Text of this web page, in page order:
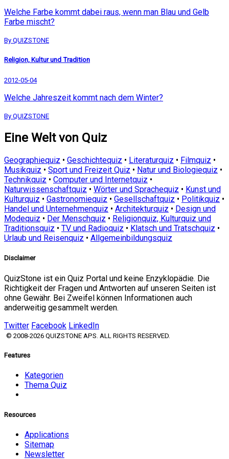
Welche Farbe kommt dabei raus, wenn man Blau und Gelb
Farbe mischt?
By QUIZSTONE
Religion, Kultur und Tradition
2012-05-04
Welche Jahreszeit kommt nach dem Winter?
By QUIZSTONE
Eine Welt von Quiz
Geographiequiz • Geschichtequiz • Literaturquiz • Filmquiz •
Musikquiz • Sport und Freizeit Quiz • Natur und Biologiequiz •
Technikquiz • Computer und Internetquiz •
Naturwissenschaftquiz • Wörter und Sprachequiz • Kunst und
Kulturquiz • Gastronomiequiz • Gesellschaftquiz • Politikquiz •
Handel und Unternehmenquiz • Architekturquiz • Design und
Modequiz • Der Menschquiz • Religionquiz, Kulturquiz und
Traditionsquiz • TV und Radioquiz • Klatsch und Tratschquiz •
Urlaub und Reisenquiz • Allgemeinbildungsquiz
Disclaimer
QuizStone ist ein Quiz Portal und keine Enzyklopädie. Die
Richtigkeit der Fragen und Antworten auf unseren Seiten ist
ohne Gewähr. Bei Zweifel können Informationen auch
anderweitig gesammelt werden.
Twitter Facebook LinkedIn
© 2008-2026 QUIZSTONE APS. ALL RIGHTS RESERVED.
Features
Kategorien
Thema Quiz
Resources
Applications
Sitemap
Newsletter